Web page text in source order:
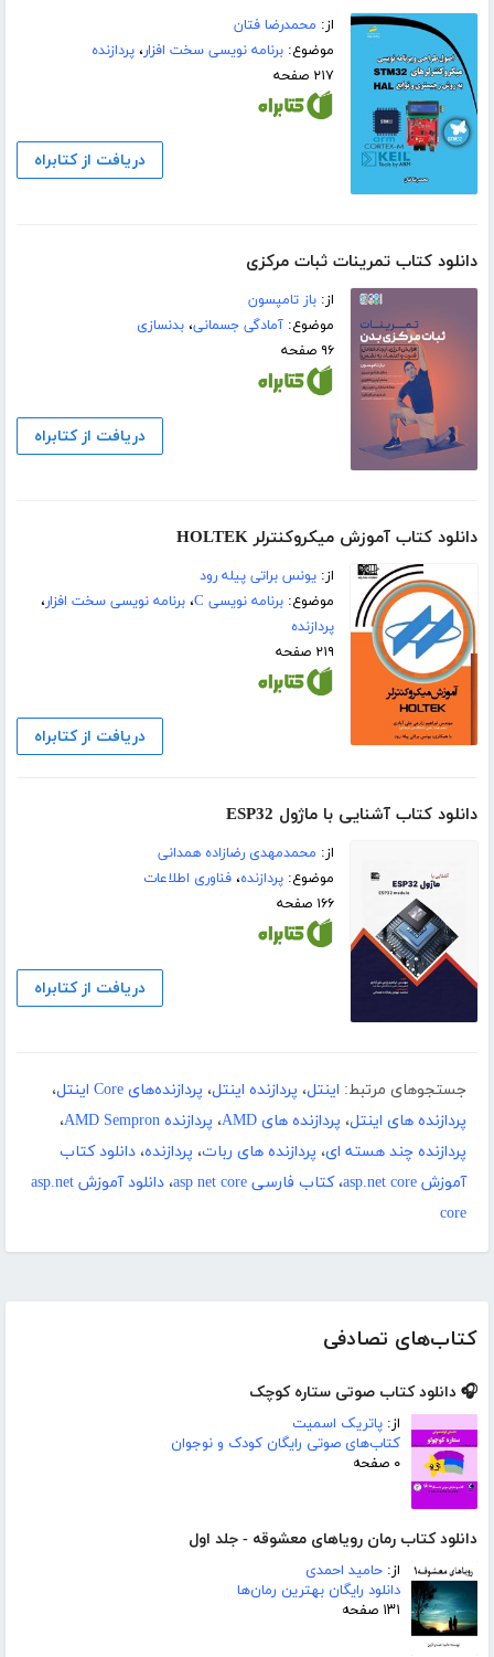
کتاب‌های تصادفی
🎧 دانلود کتاب صوتی ستاره کوچک
از: پاتریک اسمیت
کتاب‌های صوتی رایگان کودک و نوجوان
۰ صفحه
دانلود کتاب رمان رویاهای معشوقه - جلد اول
از: حامید احمدی
دانلود رایگان بهترین رمان‌ها
۱۳۱ صفحه
از: محمدرضا فتان
موضوع:برنامه نویسی سخت افزار،پردازنده
۲۱۷ صفحه
دریافت از کتابراه
دانلود کتاب تمرینات ثبات مرکزی
از:باز تامپسون
موضوع:آمادگی جسمانی،بدنسازی
۹۶ صفحه
دریافت از کتابراه
دانلود کتاب آموزش میکروکنترلر HOLTEK
از:یونس براتی پیله رود
موضوع:برنامه نویسی C ،برنامه نویسی سخت افزار،
پردازنده
۲۱۹ صفحه
دریافت از کتابراه
دانلود کتاب آشنایی با ماژول ESP32
از: محمدمهدی رضازاده همدانی
موضوع:پردازنده،فناوری اطلاعات
۱۶۶ صفحه
دریافت از کتابراه
جستجوهای مرتبط: اینتل، پردازنده اینتل، پردازنده‌های Core اینتل
،
پردازنده های اینتل، پردازنده های AMD ، پردازنده AMD Sempron
،
پردازنده چند هسته ای، پردازنده های ربات، پردازنده، دانلود کتاب
آموزش asp.net core
،کتاب فارسی asp net core ،
دانلود آموزش asp.net
core